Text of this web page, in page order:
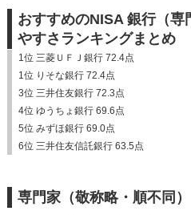
おすすめのNISA 銀行（
やすさランキングまとめ
1位 三菱ＵＦＪ銀行 72.4点
1位 りそな銀行 72.4点
3位 三井住友銀行 72.3点
4位 ゆうちょ銀行 69.6点
5位 みずほ銀行 69.0点
6位 三井住友信託銀行 63.5点
専門家（敬称略・順不同）